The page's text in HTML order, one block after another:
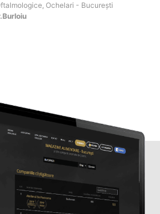
Ochelari - Bucureşti